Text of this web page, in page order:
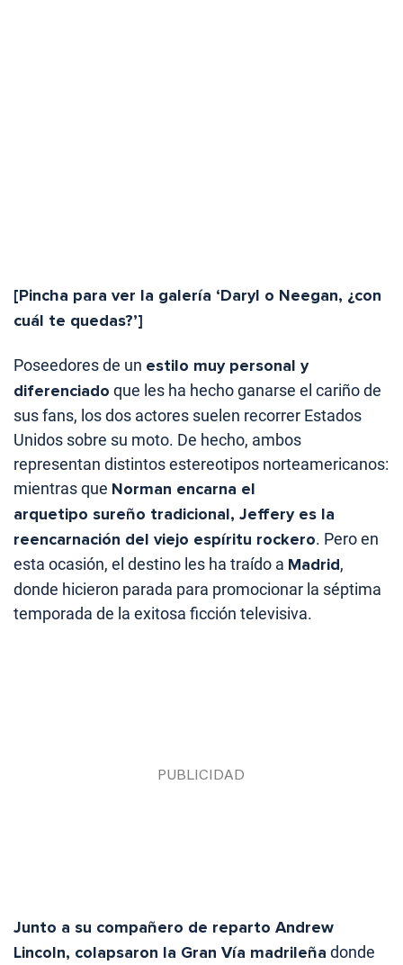
[Pincha para ver la galería ‘Daryl o Neegan, ¿con
cuál te quedas?’]
Poseedores de un estilo muy personal y
diferenciado que les ha hecho ganarse el cariño de
sus fans, los dos actores suelen recorrer Estados
Unidos sobre su moto. De hecho, ambos
representan distintos estereotipos norteamericanos:
mientras que Norman encarna el
arquetipo sureño tradicional, Jeffery es la
reencarnación del viejo espíritu rockero. Pero en
esta ocasión, el destino les ha traído a Madrid,
donde hicieron parada para promocionar la séptima
temporada de la exitosa ficción televisiva.
Junto a su compañero de reparto Andrew
Lincoln, colapsaron la Gran Vía madrileña donde